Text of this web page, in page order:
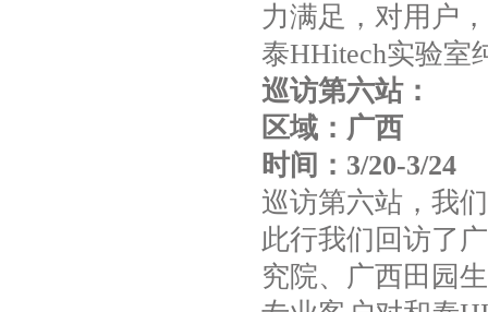
力满足，对用户
泰HHitech实验室
巡访第六站：
区域：广西
时间：3/20-3/24
巡访第六站，我
此行我们回访了
究院、广西田园